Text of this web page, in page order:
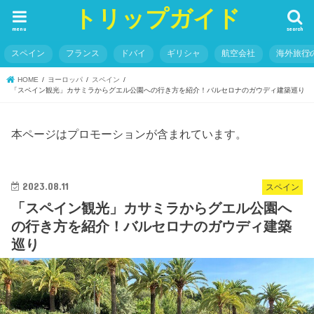
トリップガイド search
menu
スペイン フランス ドバイ ギリシャ 航空会社 海外旅行
HOME ヨーロッパ
スペイン
「スペイン観光」カサミラからグエル公園への行き方を紹介！バルセロナのガウディ建築巡り
本ページはプロモーションが含まれています。
スペイン
2023.08.11
「スペイン観光」カサミラからグエル公園へ
の行き方を紹介！バルセロナのガウディ建築
巡り